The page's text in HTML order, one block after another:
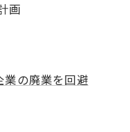
画
業の廃業を回避